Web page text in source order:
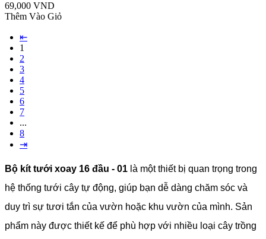
69,000 VND
Thêm Vào Giỏ
⇤
1
2
3
4
5
6
7
...
8
⇥
Bộ kít tưới xoay 16 đầu - 01 là một thiết bị quan trọng trong
hệ thống tưới cây tự động, giúp bạn dễ dàng chăm sóc và
duy trì sự tươi tắn của vườn hoặc khu vườn của mình. Sản
phẩm này được thiết kế để phù hợp với nhiều loại cây trồng